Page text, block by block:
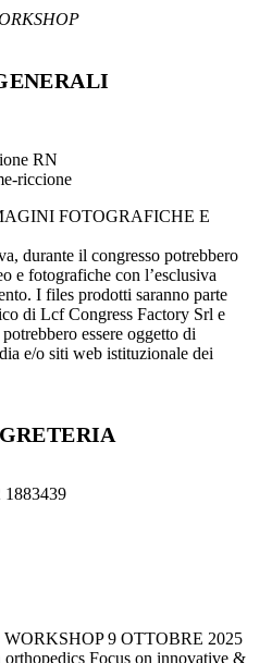
RN
riccione
FOTOGRAFICHE E
durante il congresso potrebbero
e fotografiche con l’esclusiva
I files prodotti saranno parte
di Lcf Congress Factory Srl e
essere oggetto di
e/o siti web istituzionale dei
1883439
9 OTTOBRE 2025
Focus on innovative &